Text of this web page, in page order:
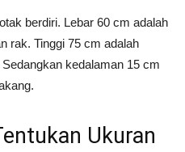
berdiri. Lebar 60 cm adalah
rak. Tinggi 75 cm adalah
kedalaman 15 cm
Ukuran